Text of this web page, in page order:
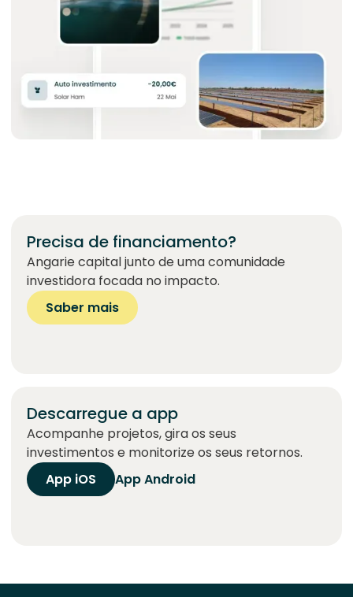
Precisa de financiamento?
Angarie capital junto de uma comunidade
investidora focada no impacto.
Saber mais
Descarregue a app
Acompanhe projetos, gira os seus
investimentos e monitorize os seus retornos.
App iOS
App Android